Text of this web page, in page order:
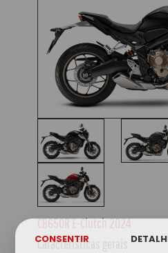
CONSENTIR
CB650R E-Clutch 2024
Características gerais